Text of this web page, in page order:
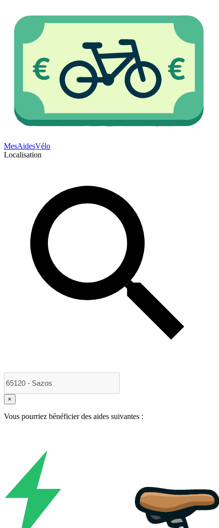
MesAidesVélo
Localisation
×
Vous pourriez bénéficier des aides suivantes :